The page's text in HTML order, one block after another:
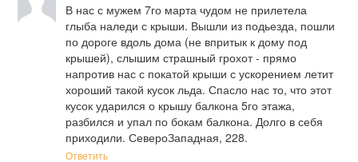
В нас с мужем 7го марта чудом не прилетела
глыба наледи с крыши. Вышли из подьезда, пошли
по дороге вдоль дома (не впритык к дому под
крышей), слышим страшный грохот - прямо
напротив нас с покатой крыши с ускорением летит
хороший такой кусок льда. Спасло нас то, что этот
кусок ударился о крышу балкона 5го этажа,
разбился и упал по бокам балкона. Долго в себя
приходили. СевероЗападная, 228.
Ответить